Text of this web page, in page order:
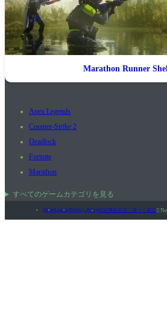
Marathon Runner
Apex Legends
Counter-Strike 2
Deadlock
Fortnite
Marathon
すべてのゲームカテゴリを見る
AboutContactPrivacy Policy特定商取引法に基づく表記